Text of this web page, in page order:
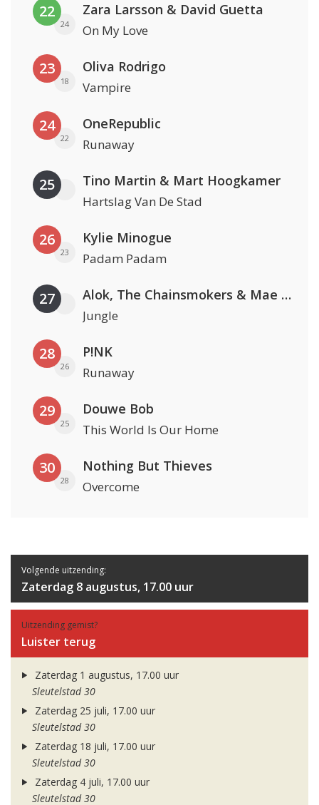
22
24
Zara Larsson & David Guetta
On My Love
23
18
Oliva Rodrigo
Vampire
24
22
OneRepublic
Runaway
25 Tino Martin & Mart Hoogkamer
Hartslag Van De Stad
26
23
Kylie Minogue
Padam Padam
27 Alok, The Chainsmokers & Mae Stephens
Jungle
28
26
P!NK
Runaway
29
25
Douwe Bob
This World Is Our Home
30
28
Nothing But Thieves
Overcome
Volgende uitzending:
Zaterdag 8 augustus, 17.00 uur
Uitzending gemist?
Luister terug
Zaterdag 1 augustus, 17.00 uur
Sleutelstad 30
Zaterdag 25 juli, 17.00 uur
Sleutelstad 30
Zaterdag 18 juli, 17.00 uur
Sleutelstad 30
Zaterdag 4 juli, 17.00 uur
Sleutelstad 30